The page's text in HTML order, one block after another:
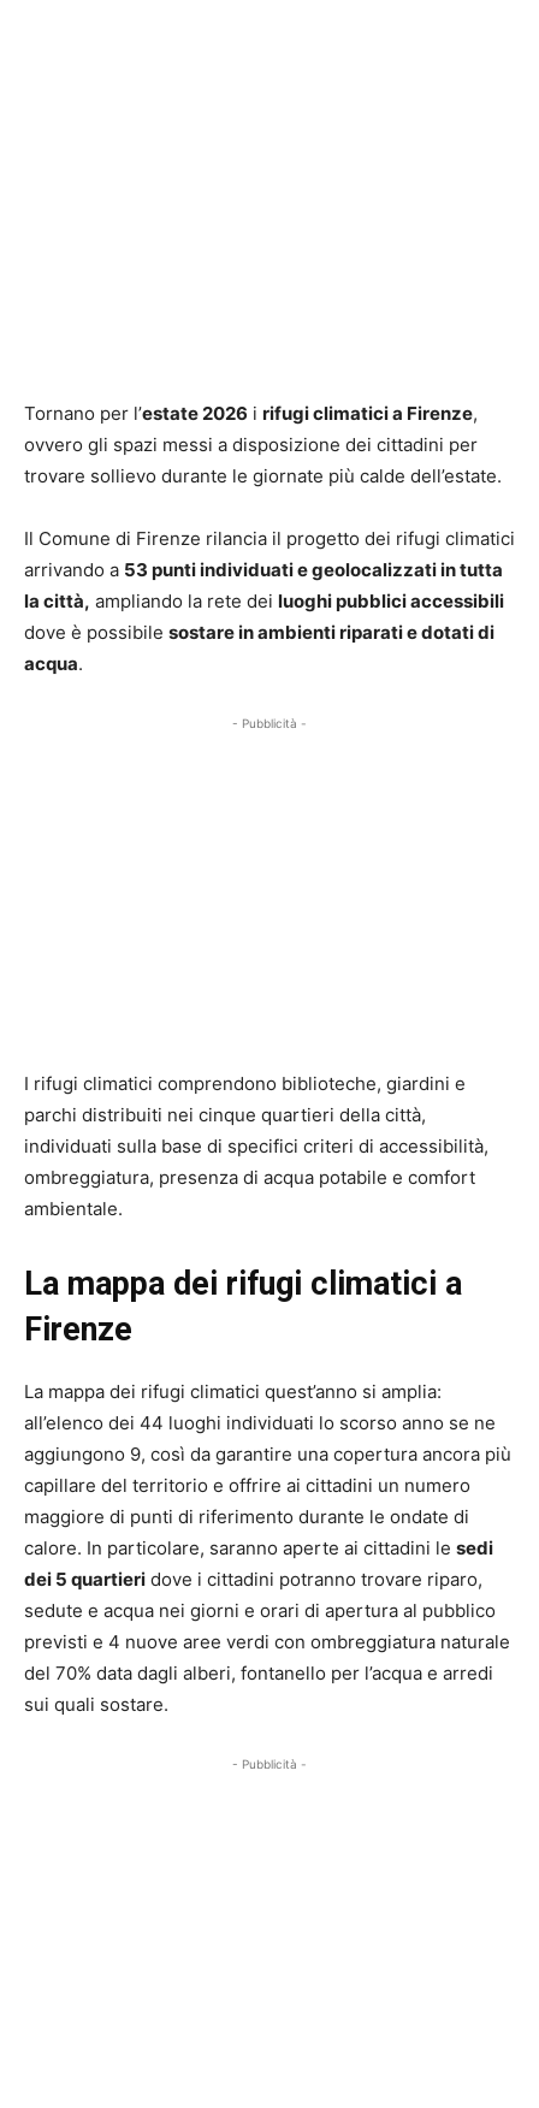
Tornano per l’estate 2026 i rifugi climatici a Firenze,
ovvero gli spazi messi a disposizione dei cittadini per
trovare sollievo durante le giornate più calde dell’estate.
Il Comune di Firenze rilancia il progetto dei rifugi climatici
arrivando a 53 punti individuati e geolocalizzati in tutta
la città, ampliando la rete dei luoghi pubblici accessibili
dove è possibile sostare in ambienti riparati e dotati di
acqua.
- Pubblicità -
I rifugi climatici comprendono biblioteche, giardini e
parchi distribuiti nei cinque quartieri della città,
individuati sulla base di specifici criteri di accessibilità,
ombreggiatura, presenza di acqua potabile e comfort
ambientale.
La mappa dei rifugi climatici a
Firenze
La mappa dei rifugi climatici quest’anno si amplia:
all’elenco dei 44 luoghi individuati lo scorso anno se ne
aggiungono 9, così da garantire una copertura ancora più
capillare del territorio e offrire ai cittadini un numero
maggiore di punti di riferimento durante le ondate di
calore. In particolare, saranno aperte ai cittadini le sedi
dei 5 quartieri dove i cittadini potranno trovare riparo,
sedute e acqua nei giorni e orari di apertura al pubblico
previsti e 4 nuove aree verdi con ombreggiatura naturale
del 70% data dagli alberi, fontanello per l’acqua e arredi
sui quali sostare.
- Pubblicità -